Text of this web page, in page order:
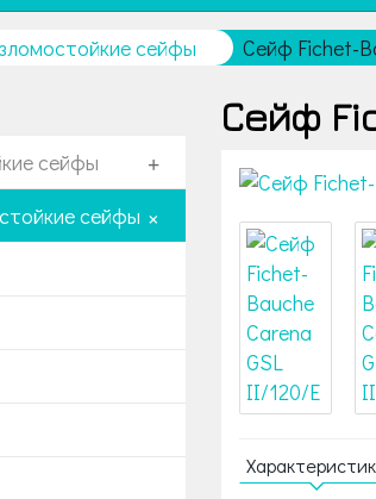
сейфы Сейф Fichet-
сейфы +
сейфы +
Сейф